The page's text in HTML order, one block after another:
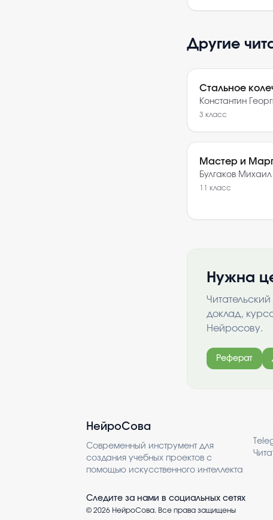
Другие
Стальное
Константин
3 класс
Мастер и
Булгаков
11 класс
Нужна
доклад,
Нейросову.
Реферат
НейроСова
Современный инструмент для
создания учебных проектов с
помощью искусственного интеллекта
Следите за нами в социальных сетях
© 2026 НейроСова. Все права защищены